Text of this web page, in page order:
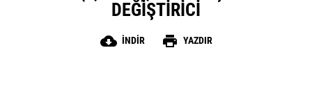
DEĞIŞTIRICI
cloud_download İNDIR print YAZDIR